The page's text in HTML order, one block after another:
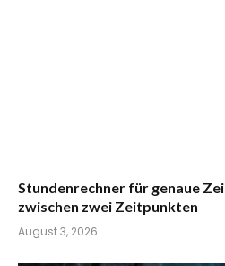
Stundenrechner für genaue
zwischen zwei Zeitpunkten
August 3, 2026